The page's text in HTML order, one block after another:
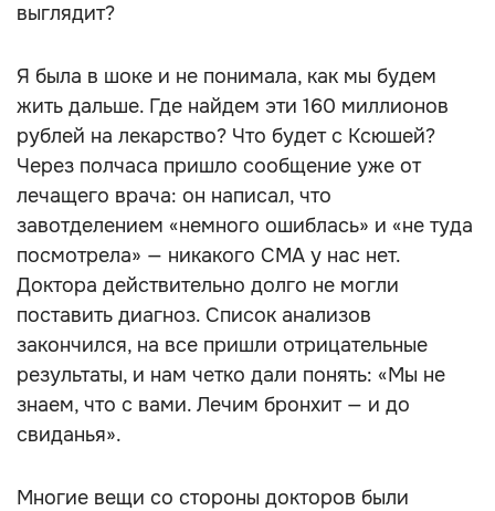
выглядит?
Я была в шоке и не понимала, как мы будем
жить дальше. Где найдем эти 160 миллионов
рублей на лекарство? Что будет с Ксюшей?
Через полчаса пришло сообщение уже от
лечащего врача: он написал, что
завотделением «немного ошиблась» и «не туда
посмотрела» — никакого СМА у нас нет.
Доктора действительно долго не могли
поставить диагноз. Список анализов
закончился, на все пришли отрицательные
результаты, и нам четко дали понять: «Мы не
знаем, что с вами. Лечим бронхит — и до
свиданья».
Многие вещи со стороны докторов были